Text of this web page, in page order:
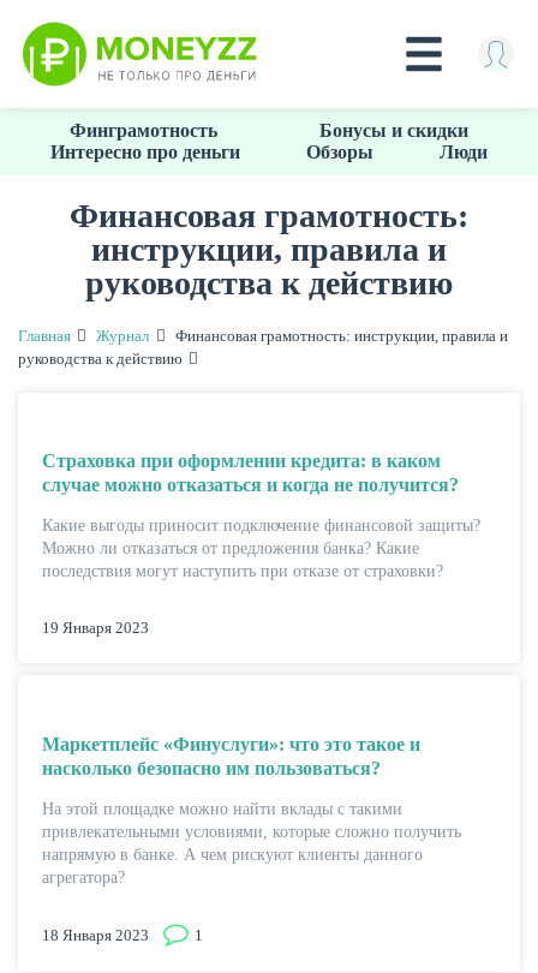
основному
КРЕДИТЫ
ЗАЙМЫ
Финграмотность
Бонусы и скидки
Интересно про деньги
Обзоры Люди
Финансовая грамотность:
инструкции, правила и
руководства к действию
Главная Журнал
Финансовая грамотность: инструкции, правила и
руководства к действию
Страховка при оформлении кредита: в каком
случае можно отказаться и когда не получится?
Какие выгоды приносит подключение финансовой защиты?
Можно ли отказаться от предложения банка? Какие
последствия могут наступить при отказе от страховки?
19 Января 2023
Маркетплейс «Финуслуги»: что это такое и
насколько безопасно им пользоваться?
На этой площадке можно найти вклады с такими
привлекательными условиями, которые сложно получить
напрямую в банке. А чем рискуют клиенты данного
агрегатора?
18 Января 2023 1